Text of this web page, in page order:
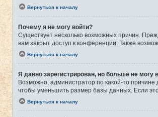
Вернуться к началу
Почему я не могу войти?
Существует несколько возможных причин.
вам закрыт доступ к конференции. Также
Вернуться к началу
Я давно зарегистрирован, но больше не могу
Возможно, администратор по какой-то
чтобы уменьшить размер базы данных. Если это
Вернуться к началу